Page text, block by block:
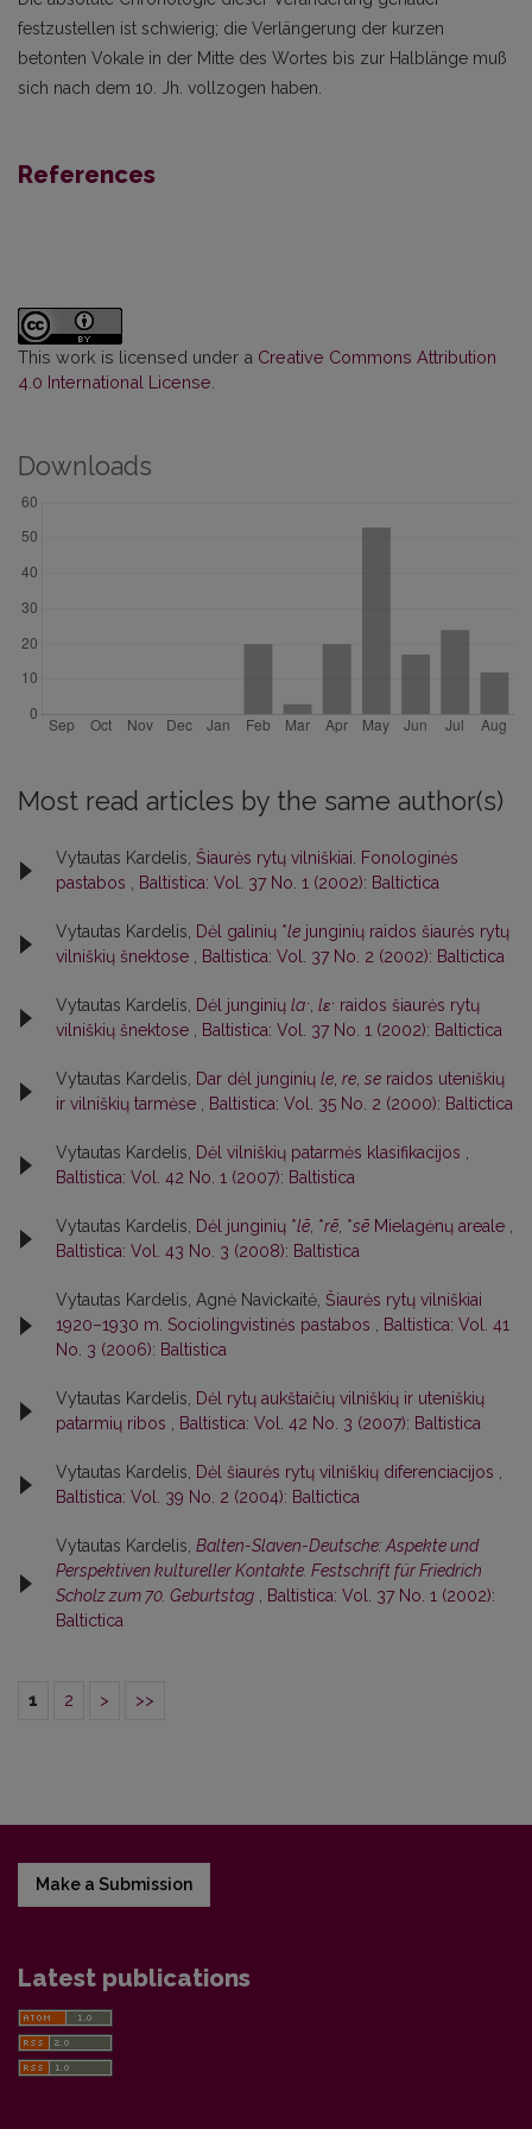
festzustellen ist schwierig; die Verlängerung der kurzen
betonten Vokale in der Mitte des Wortes bis zur Halblänge muß
sich nach dem 10. Jh. vollzogen haben.
References
This work is licensed under a Creative Commons Attribution
4.0 International License
Downloads
Most read articles by the same author(s)
Vytautas Kardelis, Šiaurės rytų vilniškiai. Fonologinės
pastabos
Baltistica: Vol. 37 No. 1 (2002): Baltictica
Vytautas Kardelis, Dėl galinių *le junginių raidos šiaurės rytų
vilniškių šnektose
Baltistica: Vol. 37 No. 2 (2002): Baltictica
Vytautas Kardelis, Dėl junginių laˑ lɛˑ raidos šiaurės rytų
vilniškių šnektose
Baltistica: Vol. 37 No. 1 (2002): Baltictica
Vytautas Kardelis, Dar dėl junginių le re se raidos uteniškių
ir vilniškių tarmėse
Baltistica: Vol. 35 No. 2 (2000): Baltictica
Vytautas Kardelis, Dėl vilniškių patarmės klasifikacijos
Baltistica: Vol. 42 No. 1 (2007): Baltistica
Vytautas Kardelis, Dėl junginių *lē , *rē , *sē Mielagėnų areale
Baltistica: Vol. 43 No. 3 (2008): Baltistica
Vytautas Kardelis, Agnė Navickaitė, Šiaurės rytų vilniškiai
1920–1930 m. Sociolingvistinės pastabos
Baltistica: Vol. 41
No. 3 (2006): Baltistica
Vytautas Kardelis,
Dėl rytų aukštaičių vilniškių ir uteniškių
patarmių ribos
Baltistica: Vol. 42 No. 3 (2007): Baltistica
Vytautas Kardelis, Dėl šiaurės rytų vilniškių diferenciacijos
Baltistica: Vol. 39 No. 2 (2004): Baltictica
Vytautas Kardelis, Balten-Slaven-Deutsche: Aspekte und
Perspektiven kultureller Kontakte. Festschrift für Friedrich
Scholz zum 70. Geburtstag
Baltistica: Vol. 37 No. 1 (2002):
Baltictica
1 2 > >>
Make a Submission
Latest publications